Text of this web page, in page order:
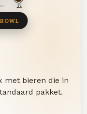
met bieren die in
pakket.